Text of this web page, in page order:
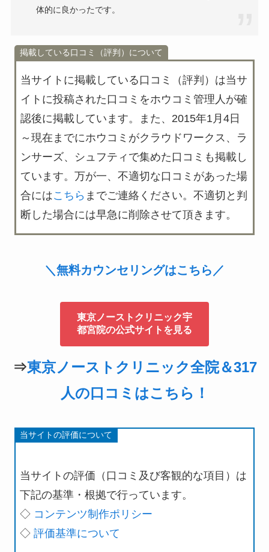
体的に良かったです。
掲載している口コミ（評判）について
当サイトに掲載している口コミ（評判）は当サ
イトに投稿された口コミをホウコミ管理人が確
認後に掲載 しています。また、2015年1月4日
～現在までにホウコミがクラウドワークス、ラ
ンサーズ、シュフティで集めた口コミも掲載し
ています。万が一、不適切な口コミがあった場
合にはこちら までご連絡ください。不適切と判
断した場合には早急に削除させて頂きます。
＼無料カウンセリングはこちら／
東京ノーストクリニック宇
都宮院の公式サイトを見る
⇒東京ノーストクリニック全院＆317
人の口コミはこちら！
当サイトの評価について
当サイトの評価（口コミ及び客観的な項目）は
下記の基準・根拠で行っています。
◇ コンテンツ制作ポリシー
◇評価基準について